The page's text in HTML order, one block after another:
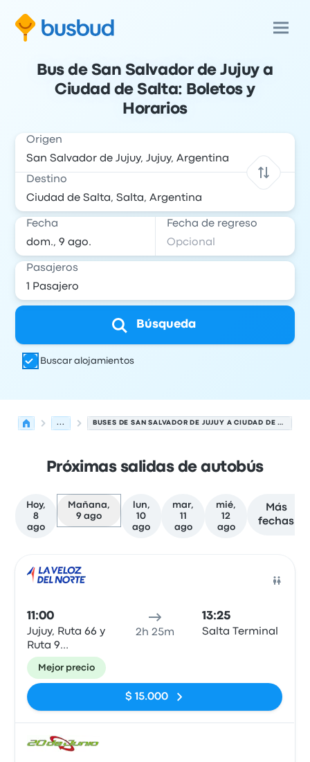
Bus de San Salvador de Jujuy a
Ciudad de Salta: Boletos y
Horarios
Origen
Destino
Fecha Fecha de regreso
Pasajeros
Búsqueda
Buscar alojamientos
... BUSES DE SAN SALVADOR DE JUJUY A CIUDAD DE SALTA
Próximas salidas de autobús
Hoy,
8
ago
Mañana,
9 ago
lun,
10
ago
mar,
11
ago
mié,
12
ago
Más
fechas
11:00
Jujuy, Ruta 66 y
Ruta 9
(Terminal
Nueva)
2h 25m
13:25
Salta Terminal
Mejor precio
$ 15.000